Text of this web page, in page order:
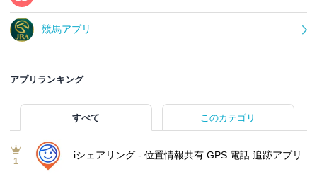
競馬アプリ
アプリランキング
すべて このカテゴリ
1
iシェアリング - 位置情報共有 GPS 電話 追跡アプリ